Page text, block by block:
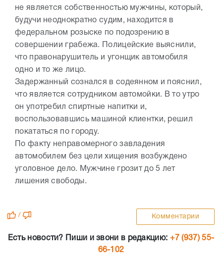
не является собственностью мужчины, который,
будучи неоднократно судим, находится в
федеральном розыске по подозрению в
совершении грабежа. Полицейские выяснили,
что правонарушитель и угонщик автомобиля
одно и то же лицо.
Задержанный сознался в содеянном и пояснил,
что является сотрудником автомойки. В то утро
он употребил спиртные напитки и,
воспользовавшись машиной клиентки, решил
покататься по городу.
По факту неправомерного завладения
автомобилем без цели хищения возбуждено
уголовное дело. Мужчине грозит до 5 лет
лишения свободы.
/ Комментарии
Есть новости? Пиши и звони в редакцию: +7 (937) 55-
66-102